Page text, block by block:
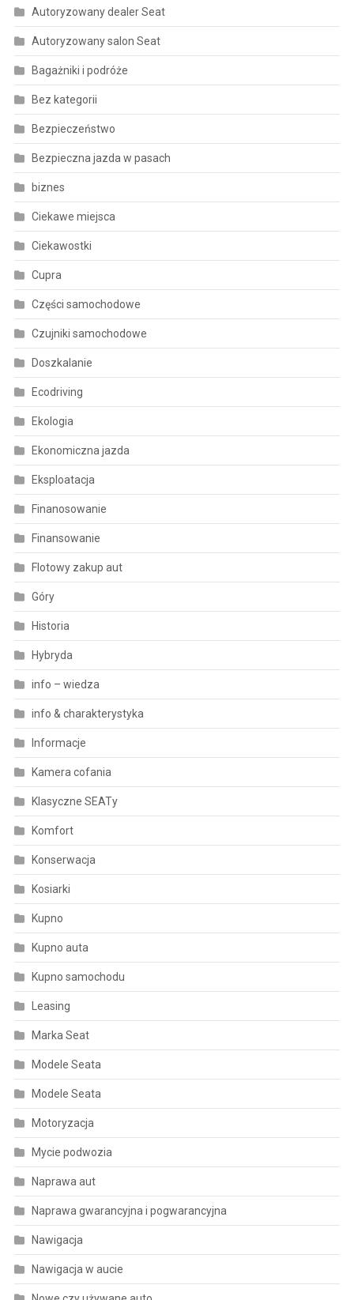
Autoryzowany dealer Seat
Autoryzowany salon Seat
Bagażniki i podróże
Bez kategorii
Bezpieczeństwo
Bezpieczna jazda w pasach
biznes
Ciekawe miejsca
Ciekawostki
Cupra
Części samochodowe
Czujniki samochodowe
Doszkalanie
Ecodriving
Ekologia
Ekonomiczna jazda
Eksploatacja
Finanosowanie
Finansowanie
Flotowy zakup aut
Góry
Historia
Hybryda
info – wiedza
info & charakterystyka
Informacje
Kamera cofania
Klasyczne SEATy
Komfort
Konserwacja
Kosiarki
Kupno
Kupno auta
Kupno samochodu
Leasing
Marka Seat
Modele Seata
Modele Seata
Motoryzacja
Mycie podwozia
Naprawa aut
Naprawa gwarancyjna i pogwarancyjna
Nawigacja
Nawigacja w aucie